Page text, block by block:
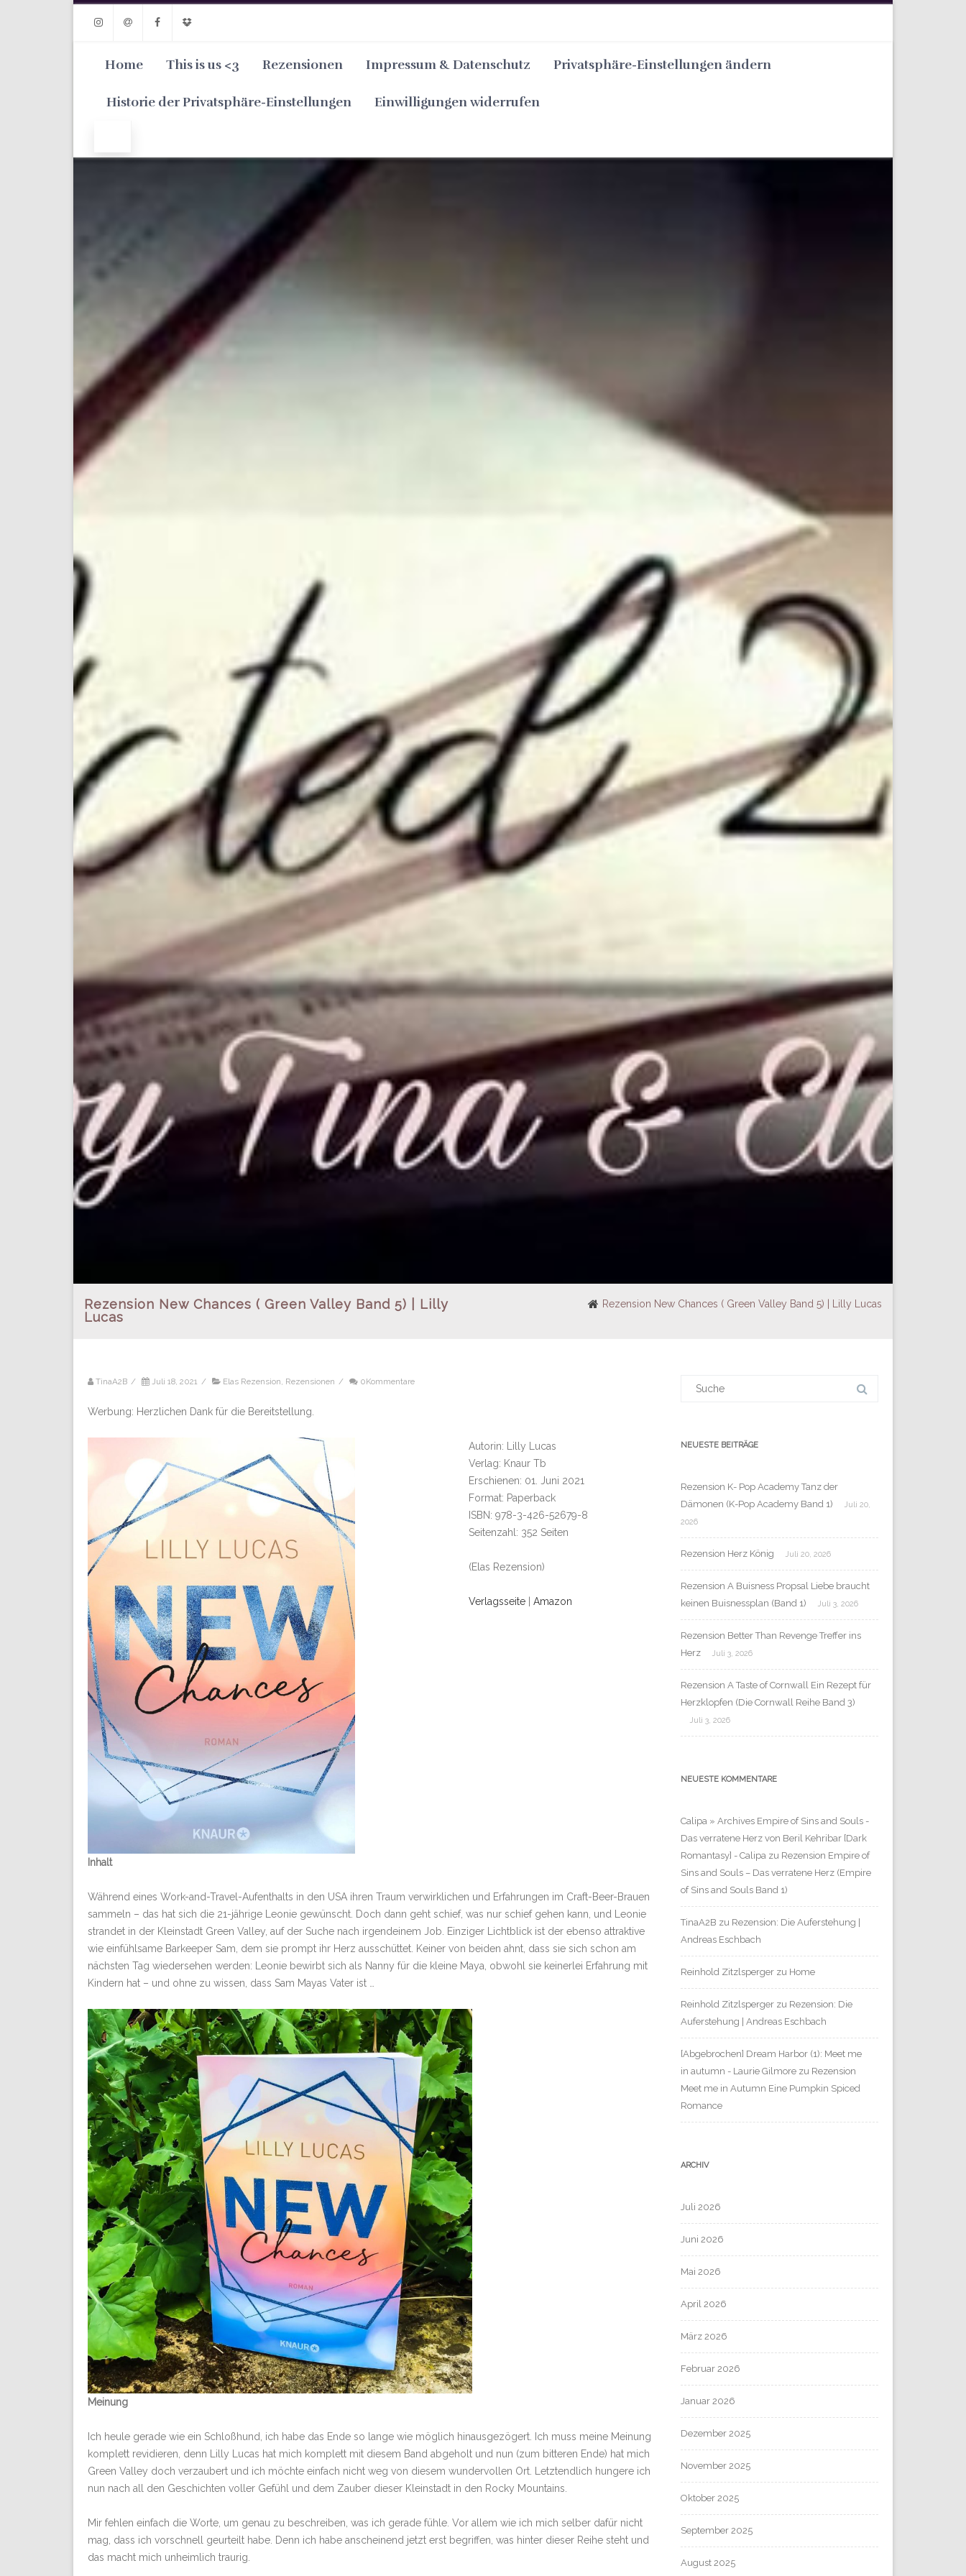
InstagramEmail FacebookDropbox
Home This is us <3 Rezensionen Impressum & Datenschutz Privatsphäre-Einstellungen ändern
Historie der Privatsphäre-Einstellungen Einwilligungen widerrufen
Rezension New Chances ( Green Valley Band 5) | Lilly
Lucas
Rezension New Chances ( Green Valley Band 5) | Lilly Lucas
TinaA2B / Juli 18, 2021 / Elas Rezension, Rezensionen / 0Kommentare
Werbung: Herzlichen Dank für die Bereitstellung.
Autorin: Lilly Lucas
Verlag: Knaur Tb
Erschienen: 01. Juni 2021
Format: Paperback
ISBN: 978-3-426-52679-8
Seitenzahl: 352 Seiten
(Elas Rezension)
Verlagsseite Amazon
Inhalt
Während eines Work-and-Travel-Aufenthalts in den USA ihren Traum verwirklichen und Erfahrungen im Craft-Beer-Brauen
sammeln – das hat sich die 21-jährige Leonie gewünscht. Doch dann geht schief, was nur schief gehen kann, und Leonie
strandet in der Kleinstadt Green Valley, auf der Suche nach irgendeinem Job. Einziger Lichtblick ist der ebenso attraktive
wie einfühlsame Barkeeper Sam, dem sie prompt ihr Herz ausschüttet. Keiner von beiden ahnt, dass sie sich schon am
nächsten Tag wiedersehen werden: Leonie bewirbt sich als Nanny für die kleine Maya, obwohl sie keinerlei Erfahrung mit
Kindern hat – und ohne zu wissen, dass Sam Mayas Vater ist …
Meinung
Ich heule gerade wie ein Schloßhund, ich habe das Ende so lange wie möglich hinausgezögert. Ich muss meine Meinung
komplett revidieren, denn Lilly Lucas hat mich komplett mit diesem Band abgeholt und nun (zum bitteren Ende) hat mich
Green Valley doch verzaubert und ich möchte einfach nicht weg von diesem wundervollen Ort. Letztendlich hungere ich
nun nach all den Geschichten voller Gefühl und dem Zauber dieser Kleinstadt in den Rocky Mountains.
Mir fehlen einfach die Worte, um genau zu beschreiben, was ich gerade fühle. Vor allem wie ich mich selber dafür nicht
mag, dass ich vorschnell geurteilt habe. Denn ich habe anscheinend jetzt erst begriffen, was hinter dieser Reihe steht und
das macht mich unheimlich traurig.
NEUESTE BEITRÄGE
Rezension K- Pop Academy Tanz der
Dämonen (K-Pop Academy Band 1)
Juli 20,
2026
Rezension Herz König Juli 20, 2026
Rezension A Buisness Propsal Liebe braucht
keinen Buisnessplan (Band 1)
Juli 3, 2026
Rezension Better Than Revenge Treffer ins
Herz
Juli 3, 2026
Rezension A Taste of Cornwall Ein Rezept für
Herzklopfen (Die Cornwall Reihe Band 3)
Juli 3, 2026
NEUESTE KOMMENTARE
Calipa » Archives Empire of Sins and Souls -
Das verratene Herz von Beril Kehribar [Dark
Romantasy] - Calipa zu Rezension Empire of
Sins and Souls – Das verratene Herz (Empire
of Sins and Souls Band 1)
TinaA2B zu Rezension: Die Auferstehung |
Andreas Eschbach
Reinhold Zitzlsperger zu Home
Reinhold Zitzlsperger zu Rezension: Die
Auferstehung | Andreas Eschbach
[Abgebrochen] Dream Harbor (1): Meet me
in autumn - Laurie Gilmore zu Rezension
Meet me in Autumn Eine Pumpkin Spiced
Romance
ARCHIV
Juli 2026
Juni 2026
Mai 2026
April 2026
März 2026
Februar 2026
Januar 2026
Dezember 2025
November 2025
Oktober 2025
September 2025
August 2025